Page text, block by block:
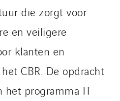
die zorgt voor
en veiligere
klanten en
CBR. De opdracht
het programma IT